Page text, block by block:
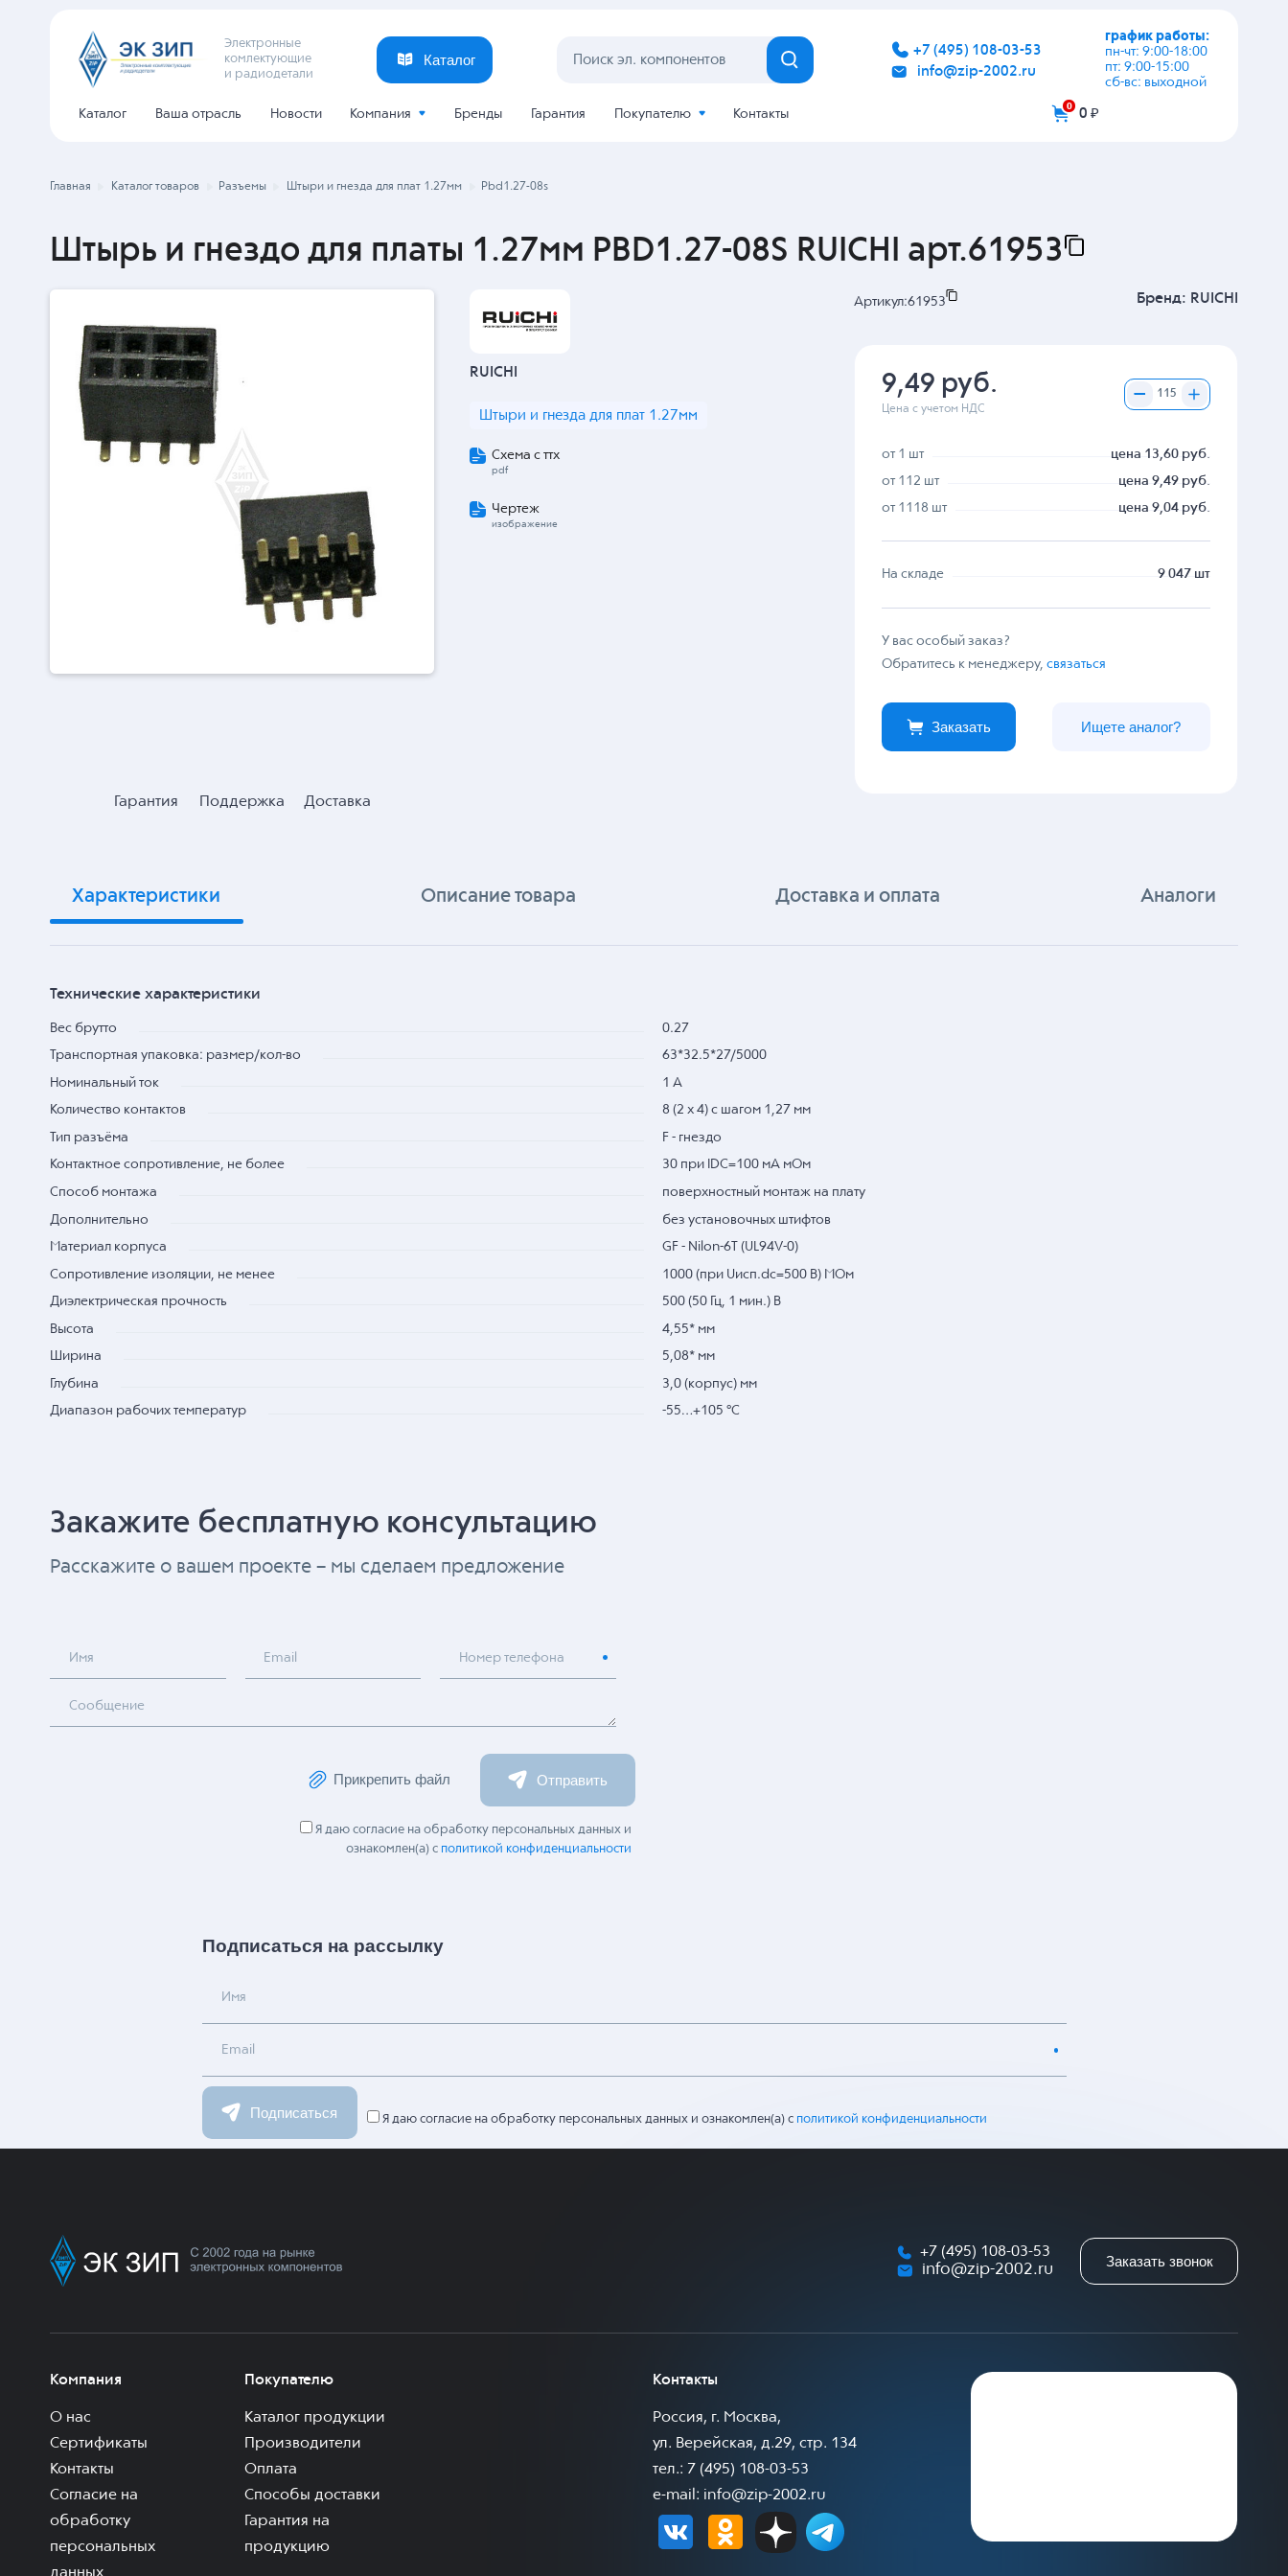
Электронные
комлектующие
и радиодетали
Каталог
+7 (495) 108-03-53
info@zip-2002.ru
график работы:
пн-чт: 9:00-18:00
пт: 9:00-15:00
сб-вс: выходной
Каталог Ваша отрасль Новости Компания Бренды Гарантия Покупателю Контакты
0 0 ₽
Главная Каталог товаров Разъемы Штыри и гнезда для плат 1.27мм Pbd1.27-08s
Штырь и гнездо для платы 1.27мм PBD1.27-08S RUICHI арт.61953
Гарантия Поддержка Доставка
RUICHI
Штыри и гнезда для плат 1.27мм
Схема с ттх
pdf
Чертеж
изображение
Артикул:61953 Бренд: RUICHI
9,49 руб.
Цена с учетом НДС
от 1 шт
цена 13,60 руб.
от 112 шт
цена 9,49 руб.
от 1118 шт
цена 9,04 руб.
На складе 9 047 шт
У вас особый заказ?
Обратитесь к менеджеру,связаться
Заказать Ищете аналог?
Характеристики Описание товара Доставка и оплата Аналоги
Технические характеристики
Вес брутто 0.27
Транспортная упаковка: размер/кол-во 63*32.5*27/5000
Номинальный ток 1 А
Количество контактов 8 (2 x 4) с шагом 1,27 мм
Тип разъёма F - гнездо
Контактное сопротивление, не более 30 при IDC=100 мА мОм
Способ монтажа поверхностный монтаж на плату
Дополнительно без установочных штифтов
Материал корпуса GF - Nilon-6T (UL94V-0)
Сопротивление изоляции, не менее 1000 (при Uисп.dc=500 В) МОм
Диэлектрическая прочность 500 (50 Гц, 1 мин.) В
Высота 4,55* мм
Ширина 5,08* мм
Глубина 3,0 (корпус) мм
Диапазон рабочих температур -55…+105 °С
Закажите бесплатную консультацию
Расскажите о вашем проекте – мы сделаем предложение
Имя Email Номер телефона
Сообщение
Прикрепить файл Отправить
Я даю согласие на обработку персональных данных и
ознакомлен(а) с политикой конфиденциальности
Подписаться на рассылку
Имя
Email
Подписаться Я даю согласие на обработку персональных данных и ознакомлен(а) с политикой конфиденциальности
+7 (495) 108-03-53
info@zip-2002.ru
Заказать звонок
Компания
О нас
Сертификаты
Контакты
Согласие на
обработку
персональных
Покупателю
Каталог продукции
Производители
Оплата
Способы доставки
Гарантия на
продукцию
Контакты
Россия, г. Москва,
ул. Верейская, д.29, стр. 134
тел.: 7 (495) 108-03-53
e-mail: info@zip-2002.ru